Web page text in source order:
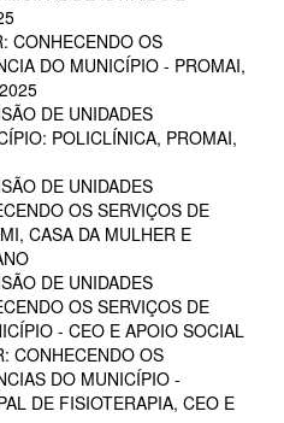
CONHECENDO OS
DO MUNICÍPIO - PROMAI,
DE UNIDADES
POLICLÍNICA, PROMAI,
DE UNIDADES
OS SERVIÇOS DE
CASA DA MULHER E
DE UNIDADES
OS SERVIÇOS DE
- CEO E APOIO SOCIAL
CONHECENDO OS
DO MUNICÍPIO -
DE FISIOTERAPIA, CEO E